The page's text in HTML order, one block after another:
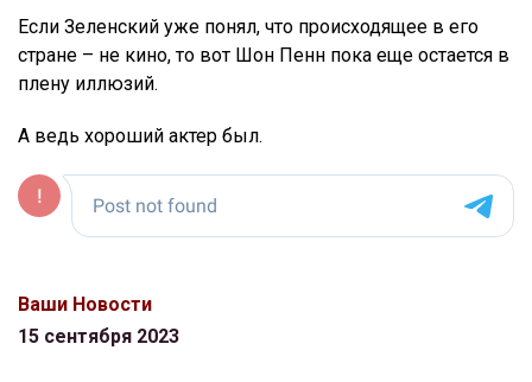
Если Зеленский уже понял, что происходящее в его
стране – не кино, то вот Шон Пенн пока еще остается в
плену иллюзий.
А ведь хороший актер был.
Ваши Новости
15 сентября 2023